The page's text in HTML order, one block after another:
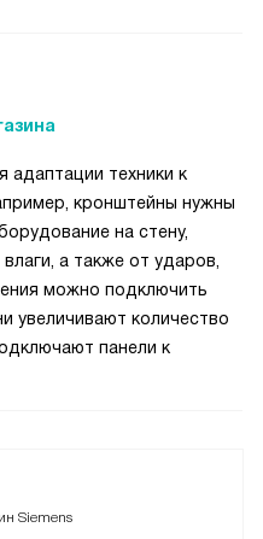
техники к
кронштейны нужны
на стену,
а также от ударов,
можно подключить
увеличивают количество
панели к
Siemens